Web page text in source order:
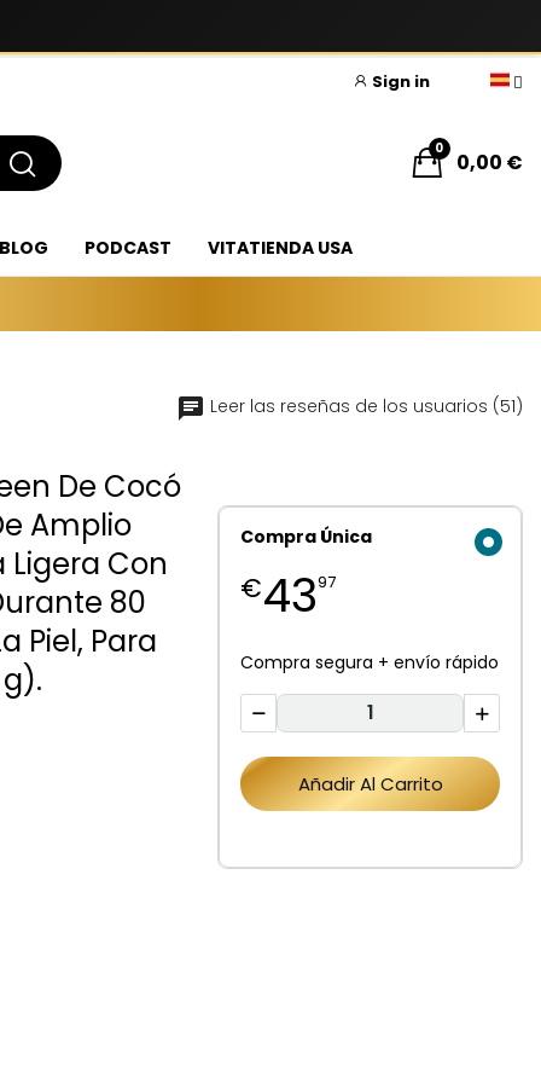
Sign in
0,00 €
0
BLOG PODCAST VITATIENDA USA
Leer las reseñas de los usuarios (51)
De Cocó
Amplio
Ligera Con
80
Piel, Para
Compra Única
€4397
Compra segura + envío rápido
Añadir Al Carrito